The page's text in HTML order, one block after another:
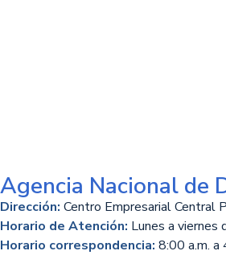
Agencia Nacional de
Dirección: Centro Empresarial Central
Horario de Atención: Lunes a viernes
Horario correspondencia: 8:00 a.m. a